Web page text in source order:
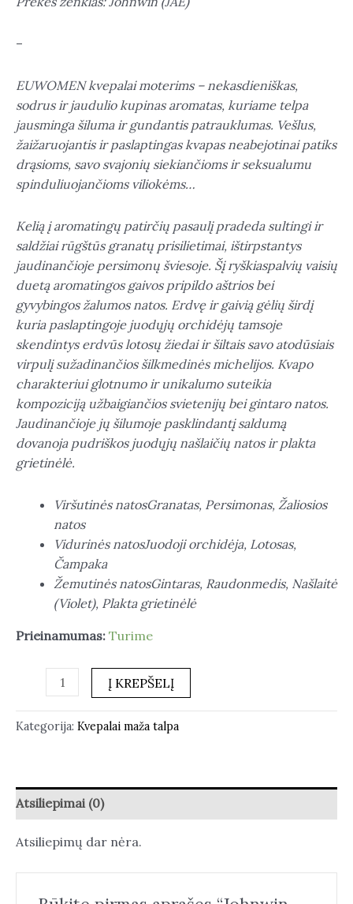
–
EUWOMEN kvepalai moterims – nekasdieniškas,
sodrus ir jaudulio kupinas aromatas, kuriame telpa
jausminga šiluma ir gundantis patrauklumas. Vešlus,
žaižaruojantis ir paslaptingas kvapas neabejotinai patiks
drąsioms, savo svajonių siekiančioms ir seksualumu
spinduliuojančioms viliokėms…
Kelią į aromatingų patirčių pasaulį pradeda sultingi ir
saldžiai rūgštūs granatų prisilietimai, ištirpstantys
jaudinančioje persimonų šviesoje. Šį ryškiaspalvių vaisių
duetą aromatingos gaivos pripildo aštrios bei
gyvybingos žalumos natos. Erdvę ir gaivią gėlių širdį
kuria paslaptingoje juodųjų orchidėjų tamsoje
skendintys erdvūs lotosų žiedai ir šiltais savo atodūsiais
virpulį sužadinančios šilkmedinės michelijos. Kvapo
charakteriui glotnumo ir unikalumo suteikia
kompoziciją užbaigiančios svietenijų bei gintaro natos.
Jaudinančioje jų šilumoje pasklindantį saldumą
dovanoja pudriškos juodųjų našlaičių natos ir plakta
grietinėlė.
Viršutinės natosGranatas, Persimonas, Žaliosios
natos
Vidurinės natosJuodoji orchidėja, Lotosas,
Čampaka
Žemutinės natosGintaras, Raudonmedis, Našlaitė
(Violet), Plakta grietinėlė
Prieinamumas: Turime
Į KREPŠELĮ
Kategorija: Kvepalai maža talpa
Atsiliepimai (0)
Atsiliepimų dar nėra.